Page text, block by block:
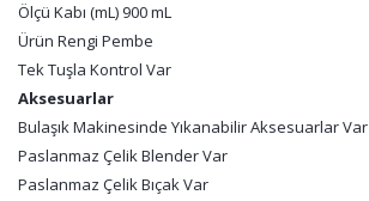
Ölçü Kabı (mL) 900 mL
Ürün Rengi Pembe
Tek Tuşla Kontrol Var
Aksesuarlar
Bulaşık Makinesinde Yıkanabilir Aksesuarlar Var
Paslanmaz Çelik Blender Var
Paslanmaz Çelik Bıçak Var